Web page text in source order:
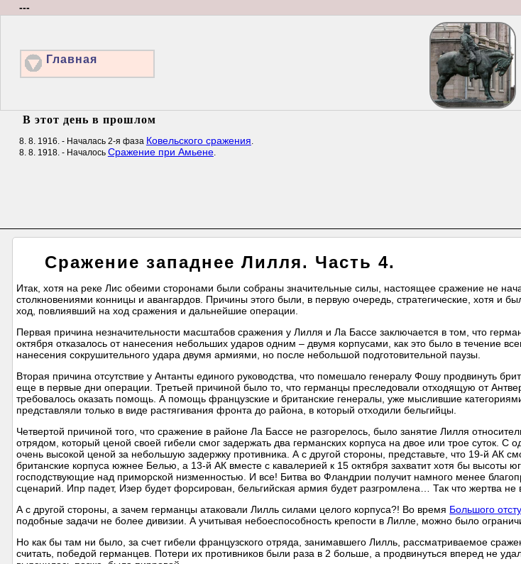
---
Главная
В этот день в прошлом
8. 8. 1916. - Началась 2-я фаза Ковельского сражения.
8. 8. 1918. - Началось Сражение при Амьене.
Сражение западнее Лилля. Часть 4.
Итак, хотя на реке Лис обеими сторонами были собраны значительные силы, настоящее сражение не
столкновениями конницы и авангардов. Причины этого были, в первую очередь, стратегические, хотя и
ход, повлиявший на ход сражения и дальнейшие операции.
Первая причина незначительности масштабов сражения у Лилля и Ла Бассе заключается в том, что
октября отказалось от нанесения небольших ударов одним – двумя корпусами, как это было в течение
нанесения сокрушительного удара двумя армиями, но после небольшой подготовительной паузы.
Вторая причина отсутствие у Антанты единого руководства, что помешало генералу Фошу продвинуть
еще в первые дни операции. Третьей причиной было то, что германцы преследовали отходящую от
требовалось оказать помощь. А помощь французские и британские генералы, уже мыслившие
представляли только в виде растягивания фронта до района, в который отходили бельгийцы.
Четвертой причиной того, что сражение в районе Ла Бассе не разгорелось, было занятие Лилля
отрядом, который ценой своей гибели смог задержать два германских корпуса на двое или трое суток. С
очень высокой ценой за небольшую задержку противника. А с другой стороны, представьте, что 19-й АК
британские корпуса южнее Белью, а 13-й АК вместе с кавалерией к 15 октября захватит хотя бы высоты
господствующие над приморской низменностью. И все! Битва во Фландрии получит намного менее
сценарий. Ипр падет, Изер будет форсирован, бельгийская армия будет разгромлена… Так что жертва не
А с другой стороны, а зачем германцы атаковали Лилль силами целого корпуса?! Во время Большого
подобные задачи не более дивизии. А учитывая небоеспособность крепости в Лилле, можно было
Но как бы там ни было, за счет гибели французского отряда, занимавшего Лилль, рассматриваемое
считать, победой германцев. Потери их противников были раза в 2 больше, а продвинуться вперед не